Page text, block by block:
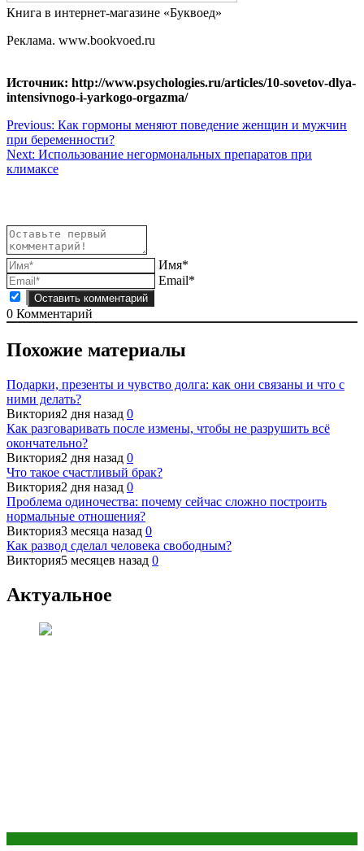
Книга в интернет-магазине «Буквоед»
Реклама. www.bookvoed.ru
Источник: http://www.psychologies.ru/articles/10-sovetov-dlya-
intensivnogo-i-yarkogo-orgazma/
Навигация
по
записям
Previous: Как гормоны меняют поведение женщин и мужчин
при беременности?
Next: Использование негормональных препаратов при
климаксе
Имя*
Email*
0 Комментарий
Похожие материалы
Подарки, презенты и чувство долга: как они связаны и что с
ними делать?
Виктория2 дня назад 0
Как разговаривать после измены, чтобы не разрушить всё
окончательно?
Виктория2 дня назад 0
Что такое счастливый брак?
Виктория2 дня назад 0
Проблема одиночества: почему сейчас сложно построить
нормальные отношения?
Виктория3 месяца назад 0
Как развод сделал человека свободным?
Виктория5 месяцев назад 0
Актуальное